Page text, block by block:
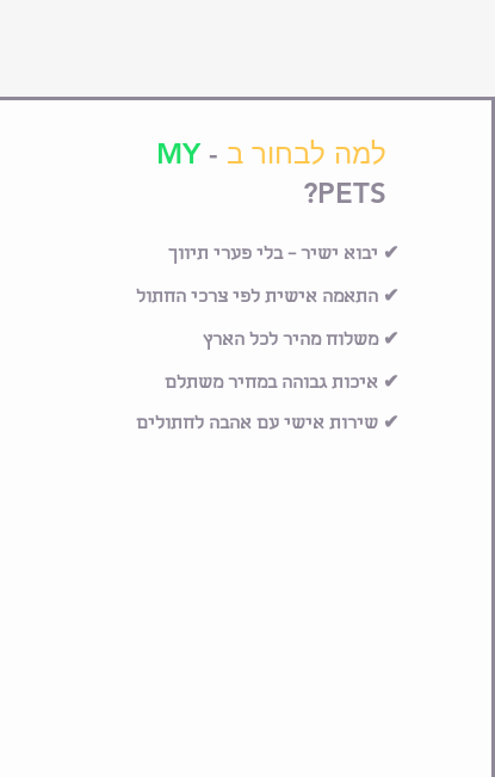
למה לבחור ב -
MY
PETS?
✔ יבוא ישיר – בלי פערי תיווך
✔ התאמה אישית לפי צרכי החתול
✔ משלוח מהיר לכל הארץ
✔ איכות גבוהה במחיר משתלם
✔ שירות אישי עם אהבה לחתולים